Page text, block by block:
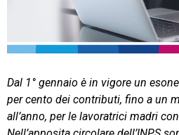
TeamSystem Corporate
TeamSystem Store
Dal 1° gennaio è in vigore un
per cento dei contributi, fino a un
all’anno, per le lavoratrici madri